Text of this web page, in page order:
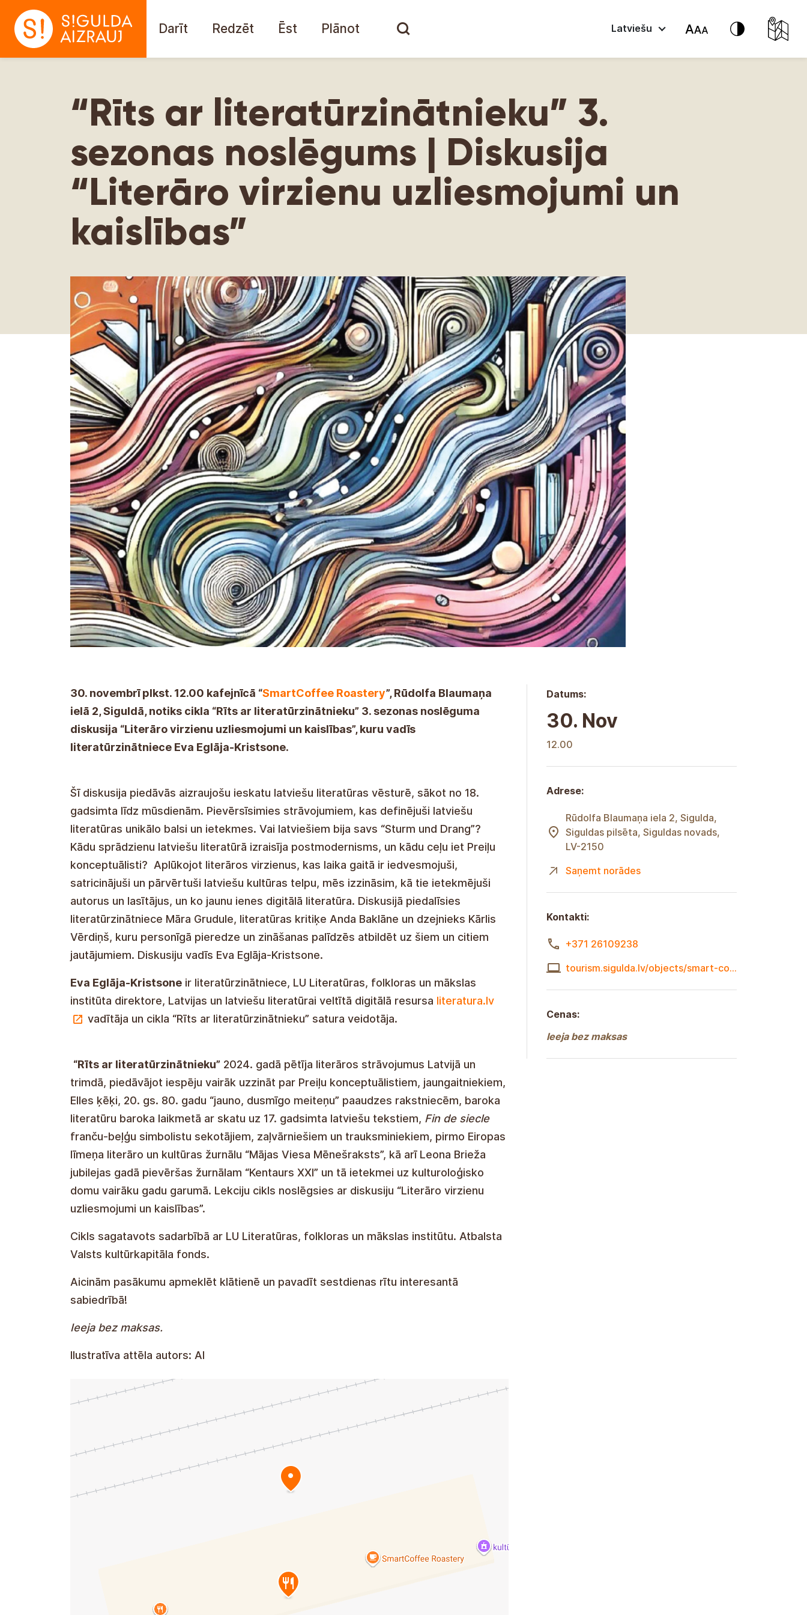
Darīt Redzēt Ēst Plānot Latviešu
“Rīts ar literatūrzinātnieku” 3.
sezonas noslēgums | Diskusija
“Literāro virzienu uzliesmojumi un
kaislības”
30. novembrī plkst. 12.00 kafejnīcā “SmartCoffee Roastery”, Rūdolfa Blaumaņa
ielā 2, Siguldā, notiks cikla “Rīts ar literatūrzinātnieku” 3. sezonas noslēguma
diskusija “Literāro virzienu uzliesmojumi un kaislības”, kuru vadīs
literatūrzinātniece Eva Eglāja-Kristsone.
Šī diskusija piedāvās aizraujošu ieskatu latviešu literatūras vēsturē, sākot no 18.
gadsimta līdz mūsdienām. Pievērsīsimies strāvojumiem, kas definējuši latviešu
literatūras unikālo balsi un ietekmes. Vai latviešiem bija savs “Sturm und Drang”?
Kādu sprādzienu latviešu literatūrā izraisīja postmodernisms, un kādu ceļu iet Preiļu
konceptuālisti? Aplūkojot literāros virzienus, kas laika gaitā ir iedvesmojuši,
satricinājuši un pārvērtuši latviešu kultūras telpu, mēs izzināsim, kā tie ietekmējuši
autorus un lasītājus, un ko jaunu ienes digitālā literatūra. Diskusijā piedalīsies
literatūrzinātniece Māra Grudule, literatūras kritiķe Anda Baklāne un dzejnieks Kārlis
Vērdiņš, kuru personīgā pieredze un zināšanas palīdzēs atbildēt uz šiem un citiem
jautājumiem. Diskusiju vadīs Eva Eglāja-Kristsone.
Eva Eglāja-Kristsone ir literatūrzinātniece, LU Literatūras, folkloras un mākslas
institūta direktore, Latvijas un latviešu literatūrai veltītā digitālā resursa literatura.lv
vadītāja un cikla “Rīts ar literatūrzinātnieku” satura veidotāja.
“Rīts ar literatūrzinātnieku” 2024. gadā pētīja literāros strāvojumus Latvijā un
trimdā, piedāvājot iespēju vairāk uzzināt par Preiļu konceptuālistiem, jaungaitniekiem,
Elles ķēķi, 20. gs. 80. gadu “jauno, dusmīgo meiteņu” paaudzes rakstniecēm, baroka
literatūru baroka laikmetā ar skatu uz 17. gadsimta latviešu tekstiem, Fin de siecle
franču-beļģu simbolistu sekotājiem, zaļvārniešiem un trauksminiekiem, pirmo Eiropas
līmeņa literāro un kultūras žurnālu “Mājas Viesa Mēnešraksts”, kā arī Leona Brieža
jubilejas gadā pievēršas žurnālam “Kentaurs XXI” un tā ietekmei uz kulturoloģisko
domu vairāku gadu garumā. Lekciju cikls noslēgsies ar diskusiju “Literāro virzienu
uzliesmojumi un kaislības”.
Cikls sagatavots sadarbībā ar LU Literatūras, folkloras un mākslas institūtu. Atbalsta
Valsts kultūrkapitāla fonds.
Aicinām pasākumu apmeklēt klātienē un pavadīt sestdienas rītu interesantā
sabiedrībā!
Ieeja bez maksas.
Ilustratīva attēla autors: AI
Datums:
30. Nov
12.00
Adrese:
Rūdolfa Blaumaņa iela 2, Sigulda,
Siguldas pilsēta, Siguldas novads,
LV-2150
Saņemt norādes
Kontakti:
+371 26109238
tourism.sigulda.lv/objects/smart-coffee-roastery/?lang=lv
Cenas:
Ieeja bez maksas